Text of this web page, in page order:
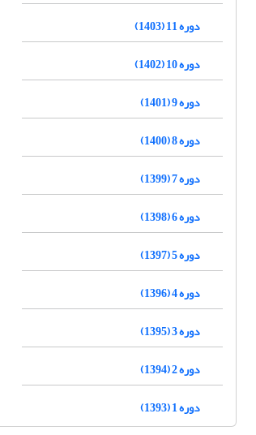
دوره 11 (1403)
دوره 10 (1402)
دوره 9 (1401)
دوره 8 (1400)
دوره 7 (1399)
دوره 6 (1398)
دوره 5 (1397)
دوره 4 (1396)
دوره 3 (1395)
دوره 2 (1394)
دوره 1 (1393)